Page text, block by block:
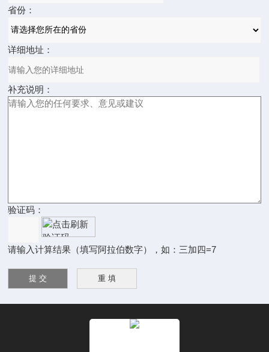
省份：
详细地址：
补充说明：
验证码：
请输入计算结果（填写阿拉伯数字），如：三加四=7